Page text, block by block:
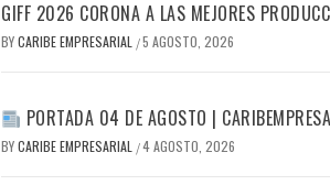
GIFF 2026 CORONA A LAS MEJORES
BYCARIBE EMPRESARIAL /5 AGOSTO, 2026
PORTADA 04 DE AGOSTO |
BYCARIBE EMPRESARIAL /4 AGOSTO, 2026